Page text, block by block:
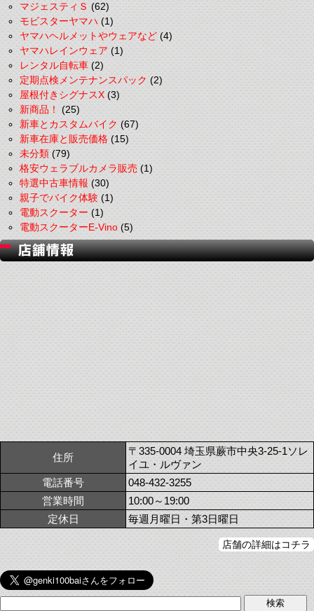
マジェスティＳ(62)
モビスターヤマハ(1)
ヤマハヘルメットやウェアなど(4)
ヤマハレインウェア(1)
レンタル自転車(2)
定期点検メンテナンスパック(2)
屋根付きシグナスX(3)
新商品！(25)
新車とカスタムバイク(67)
新車在庫と販売価格(15)
未分類(79)
格安ウェラブルカメラ販売(1)
特選中古車情報(30)
親子でバイク体験(1)
電動スクーター(1)
電動スクーターE-Vino(5)
住所
〒335-0004 埼玉県蕨市中央3-25-1ソレ
イユ・ルヴァン
電話番号
048-432-3255
営業時間
10:00～19:00
定休日
毎週月曜日・第3日曜日
店舗の詳細はコチラ